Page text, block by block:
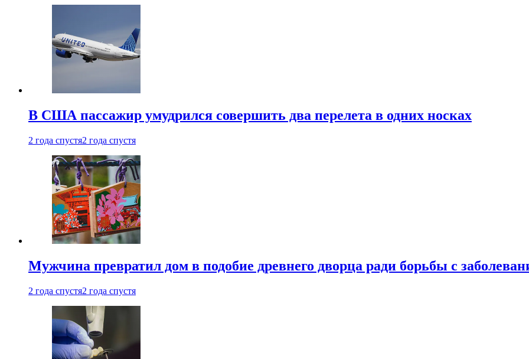
В США пассажир умудрился совершить два перелета в одних носках
2 года спустя2 года спустя
Мужчина превратил дом в подобие древнего дворца ради борьбы с
2 года спустя2 года спустя